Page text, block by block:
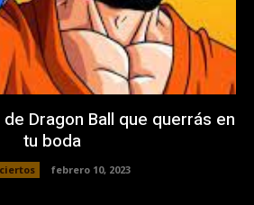
Dragon Ball que querrás en
tu boda
febrero 10, 2023